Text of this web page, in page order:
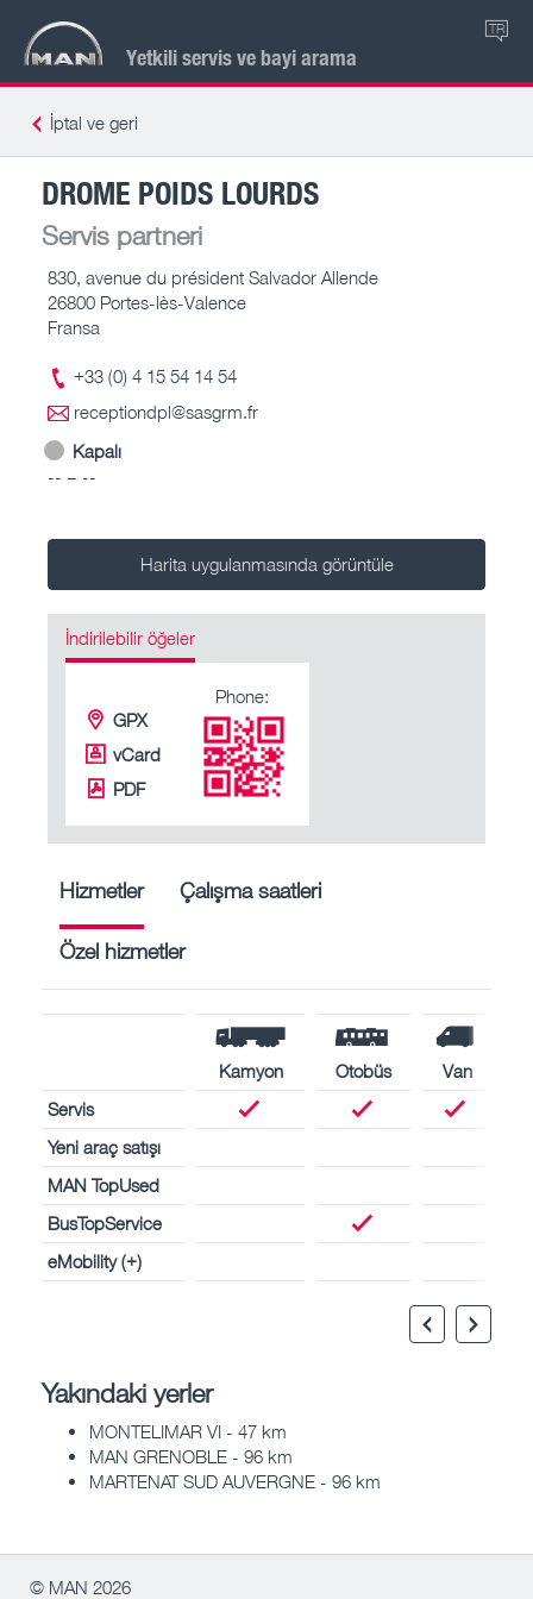
Yetkili servis ve bayi arama
TR
İptal ve geri
DROME POIDS LOURDS
Servis partneri
830, avenue du président Salvador Allende
26800 Portes-lès-Valence
Fransa
+33 (0) 4 15 54 14 54
receptiondpl@sasgrm.fr
Kapalı
-- – --
Harita uygulanmasında görüntüle
İndirilebilir öğeler
GPX
vCard
PDF
Phone:
Hizmetler Çalışma saatleri
Özel hizmetler
Kamyon Otobüs
Van
Servis
Yeni araç satışı
MAN TopUsed
BusTopService
eMobility (+)
Yakındaki yerler
MONTELIMAR VI - 47 km
MAN GRENOBLE - 96 km
MARTENAT SUD AUVERGNE - 96 km
© MAN 2026